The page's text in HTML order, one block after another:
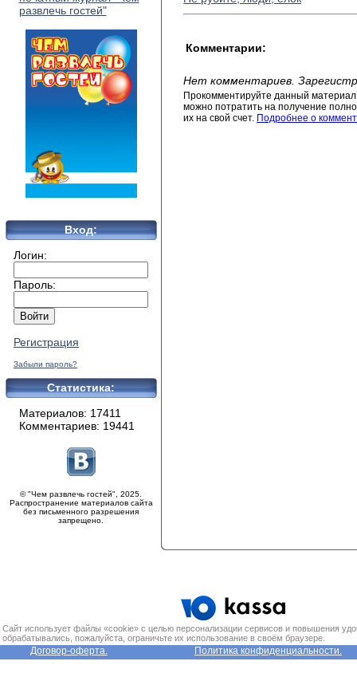
развлечь гостей"
Вход:
Логин:
Пароль:
Регистрация
Забыли пароль?
Статистика:
Материалов: 17411
Комментариев: 19441
© "Чем развлечь гостей", 2025.
Распространение материалов сайта
без письменного разрешения
запрещено.
Комментарии:
Нет комментариев.
Прокомментируйте данный
можно потратить на получение
их на свой счет. Подробнее о
Сайт использует файлы «cookie» с целью персонализации сервисов и повышения
обрабатывались, пожалуйста, ограничьте их использование в своём браузере.
Договор-оферта. Политика конфиденциальности.